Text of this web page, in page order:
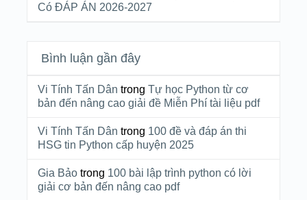
Có ĐÁP ÁN 2026-2027
Bình luận gần đây
Vi Tính Tấn Dân trong Tự học Python từ cơ
bản đến nâng cao giải đề Miễn Phí tài liệu pdf
Vi Tính Tấn Dân trong 100 đề và đáp án thi
HSG tin Python cấp huyện 2025
Gia Bảotrong 100 bài lập trình python có lời
giải cơ bản đến nâng cao pdf